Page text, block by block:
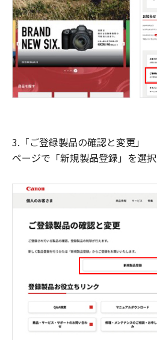
3.「ご登録製品の確認と変更」
ページで「新規製品登録」を選択